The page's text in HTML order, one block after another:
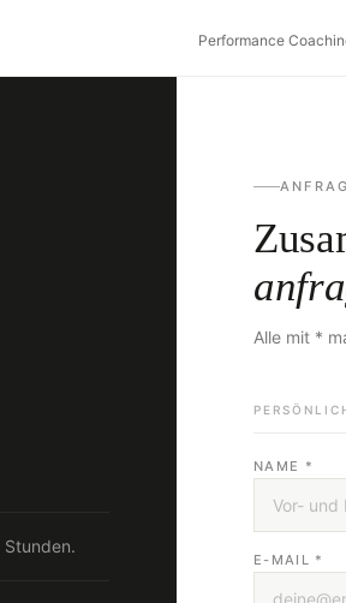
Performance
Alle mit *
NAME *
E-MAIL *